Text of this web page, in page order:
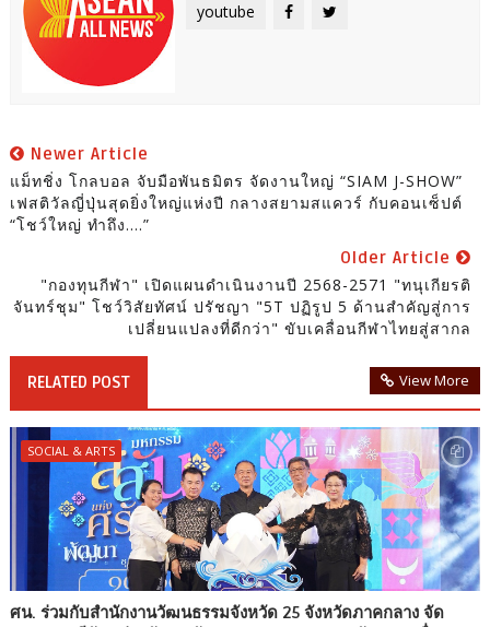
youtube
Newer Article
แม็ทชิ่ง โกลบอล จับมือพันธมิตร จัดงานใหญ่ “SIAM J-SHOW”
เฟสติวัลญี่ปุ่นสุดยิ่งใหญ่แห่งปี กลางสยามสแควร์ กับคอนเซ็ปต์
“โชว์ใหญ่ ทำถึง....”
Older Article
"กองทุนกีฬา" เปิดแผนดำเนินงานปี 2568-2571 "ทนุเกียรติ
จันทร์ชุม" โชว์วิสัยทัศน์ ปรัชญา "5T ปฏิรูป 5 ด้านสำคัญสู่การ
เปลี่ยนแปลงที่ดีกว่า" ขับเคลื่อนกีฬาไทยสู่สากล
RELATED POST View More
SOCIAL & ARTS
ศน. ร่วมกับสำนักงานวัฒนธรรมจังหวัด 25 จังหวัดภาคกลาง จัด